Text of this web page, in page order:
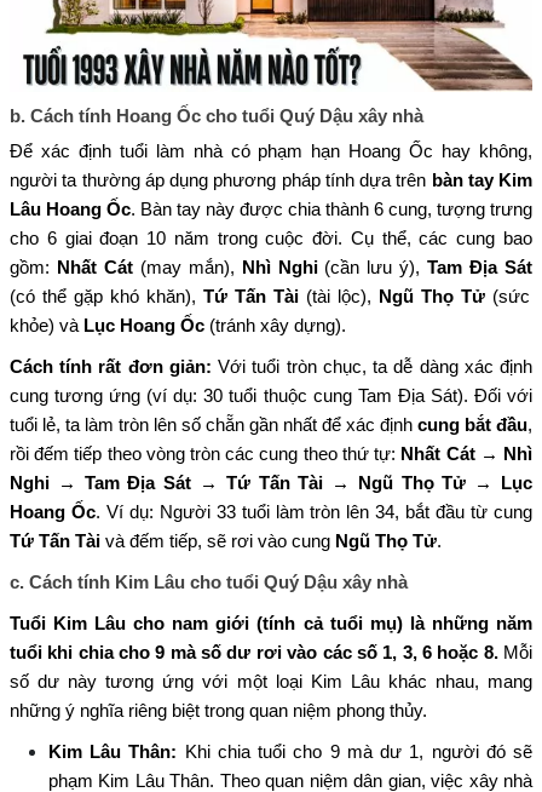
b. Cách tính Hoang Ốc cho tuổi Quý Dậu xây nhà
Để xác định tuổi làm nhà có phạm hạn Hoang Ốc hay không,
người ta thường áp dụng phương pháp tính dựa trên bàn tay Kim
Lâu Hoang Ốc. Bàn tay này được chia thành 6 cung, tượng trưng
cho 6 giai đoạn 10 năm trong cuộc đời. Cụ thể, các cung bao
gồm: Nhất Cát(may mắn), Nhì Nghi(cần lưu ý),Tam Địa Sát
(có thể gặp khó khăn), Tứ Tấn Tài (tài lộc), Ngũ Thọ Tử (sức
khỏe) và Lục Hoang Ốc (tránh xây dựng).
Cách tính rất đơn giản: Với tuổi tròn chục, ta dễ dàng xác định
cung tương ứng (ví dụ: 30 tuổi thuộc cung Tam Địa Sát). Đối với
tuổi lẻ, ta làm tròn lên số chẵn gần nhất để xác định cung bắt đầu,
rồi đếm tiếp theo vòng tròn các cung theo thứ tự: Nhất Cát → Nhì
Nghi → Tam Địa Sát → Tứ Tấn Tài → Ngũ Thọ Tử → Lục
Hoang Ốc. Ví dụ: Người 33 tuổi làm tròn lên 34, bắt đầu từ cung
Tứ Tấn Tài và đếm tiếp, sẽ rơi vào cung Ngũ Thọ Tử.
c. Cách tính Kim Lâu cho tuổi Quý Dậu xây nhà
Tuổi Kim Lâu cho nam giới (tính cả tuổi mụ) là những năm
tuổi khi chia cho 9 mà số dư rơi vào các số 1, 3, 6 hoặc 8.Mỗi
số dư này tương ứng với một loại Kim Lâu khác nhau, mang
những ý nghĩa riêng biệt trong quan niệm phong thủy.
Kim Lâu Thân: Khi chia tuổi cho 9 mà dư 1, người đó sẽ
phạm Kim Lâu Thân. Theo quan niệm dân gian, việc xây nhà